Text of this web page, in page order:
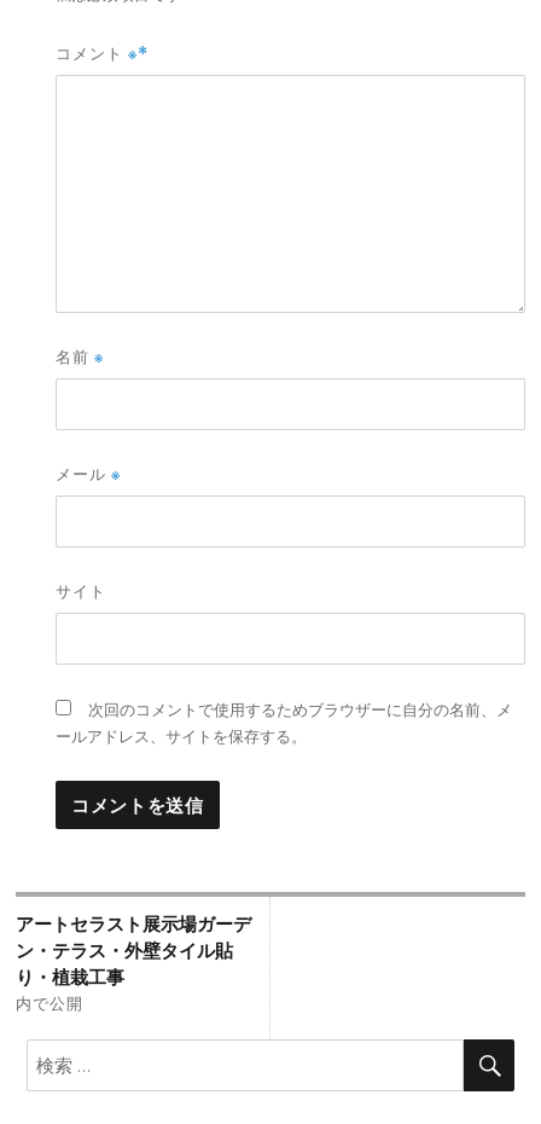
コメント ※
名前 ※
メール ※
サイト
次回のコメントで使用するためブラウザーに自分の名前、メ
ールアドレス、サイトを保存する。
投
稿
ナ
ビ
ゲ
アートセラスト展示場ガーデ
ン・テラス・外壁タイル貼
り・植栽工事
内で公開
索: